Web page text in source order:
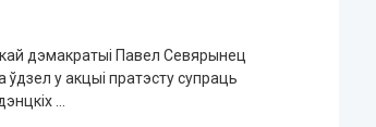
дэмакратыі Павел Севярынец
ўдзел у акцыі пратэсту супраць
...